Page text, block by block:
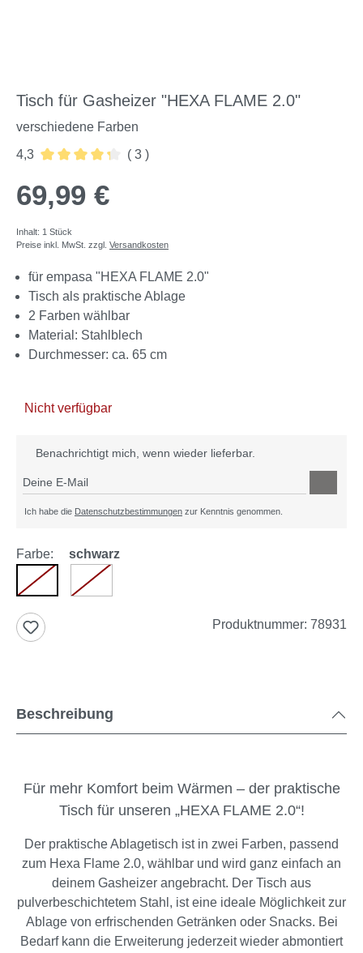
Tisch für Gasheizer "HEXA FLAME 2.0"
verschiedene Farben
4,3
( 3 )
69,99 €
Inhalt: 1 Stück
Preise inkl. MwSt. zzgl. Versandkosten
für empasa "HEXA FLAME 2.0"
Tisch als praktische Ablage
2 Farben wählbar
Material: Stahlblech
Durchmesser: ca. 65 cm
Nicht verfügbar
Benachrichtigt mich, wenn wieder lieferbar.
Deine E-Mail
Ich habe die Datenschutzbestimmungen zur Kenntnis genommen.
Farbe: schwarz
schwarz
(Diese Option ist zurzeit nicht verfügbar.)
grau
(Diese Option ist zurzeit nicht verfügbar.)
Produktnummer: 78931
Beschreibung
Für mehr Komfort beim Wärmen – der praktische
Tisch für unseren „HEXA FLAME 2.0“!
Der praktische Ablagetisch ist in zwei Farben, passend
zum Hexa Flame 2.0, wählbar und wird ganz einfach an
deinem Gasheizer angebracht. Der Tisch aus
pulverbeschichtetem Stahl, ist eine ideale Möglichkeit zur
Ablage von erfrischenden Getränken oder Snacks. Bei
Bedarf kann die Erweiterung jederzeit wieder abmontiert